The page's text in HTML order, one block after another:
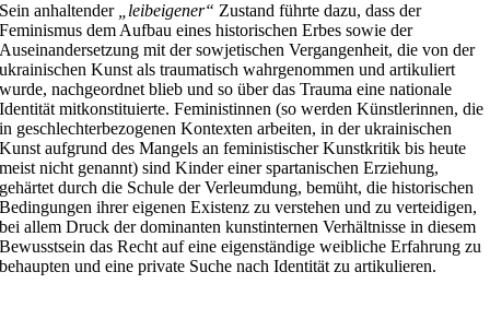
Sein anhaltender
„leibeigener“ Zustand führte dazu, dass der
Feminismus dem Aufbau eines historischen Erbes sowie der
Auseinandersetzung mit der sowjetischen Vergangenheit, die von der
ukrainischen Kunst als traumatisch wahrgenommen und artikuliert
wurde, nachgeordnet blieb und so über das Trauma eine nationale
Identität mitkonstituierte. Feministinnen (so werden Künstlerinnen, die
in geschlechterbezogenen Kontexten arbeiten, in der ukrainischen
Kunst aufgrund des Mangels an feministischer Kunstkritik bis heute
meist nicht genannt) sind Kinder einer spartanischen Erziehung,
gehärtet durch die Schule der Verleumdung, bemüht, die historischen
Bedingungen ihrer eigenen Existenz zu verstehen und zu verteidigen,
bei allem Druck der dominanten kunstinternen Verhältnisse in diesem
Bewusstsein das Recht auf eine eigenständige weibliche Erfahrung zu
behaupten und eine private Suche nach Identität zu artikulieren.